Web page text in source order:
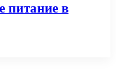
питание в